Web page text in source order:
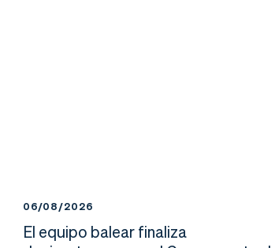
06/08/2026
El equipo balear finaliza